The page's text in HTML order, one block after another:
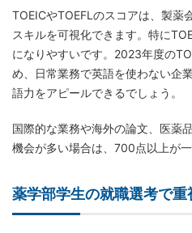
TOEICやTOEFLのスコアは、製薬
スキルを可視化できます。特に
になりやすいです。2023年度の
め、日常業務で英語を使わない企
語力をアピールできるでしょう。
国際的な業務や海外の論文、医薬
機会が多い場合は、700点以上が一
薬学部学生の就職選考で重